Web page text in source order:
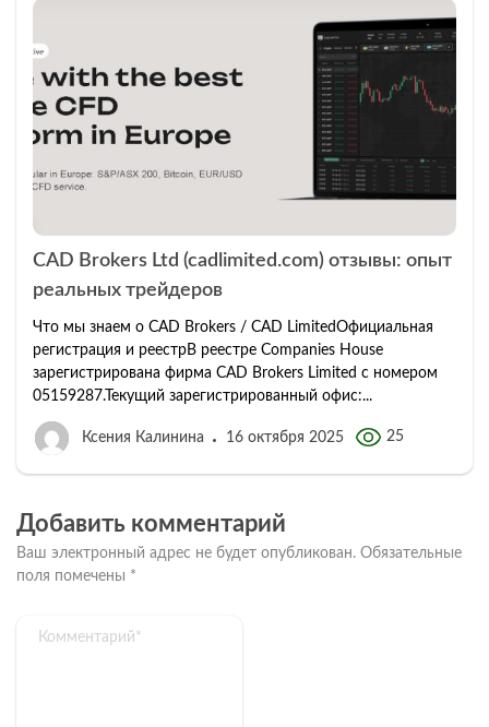
CAD Brokers Ltd (cadlimited.com) отзывы: опыт
реальных трейдеров
Что мы знаем о CAD Brokers / CAD LimitedОфициальная
регистрация и реестрВ реестре Companies House
зарегистрирована фирма CAD Brokers Limited с номером
05159287.Текущий зарегистрированный офис:...
Ксения Калинина 16 октября 2025 25
Добавить комментарий
Ваш электронный адрес не будет опубликован. Обязательные
поля помечены *